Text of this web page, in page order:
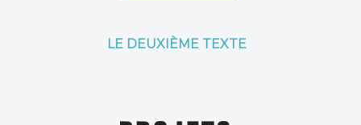
LE DEUXIÈME TEXTE